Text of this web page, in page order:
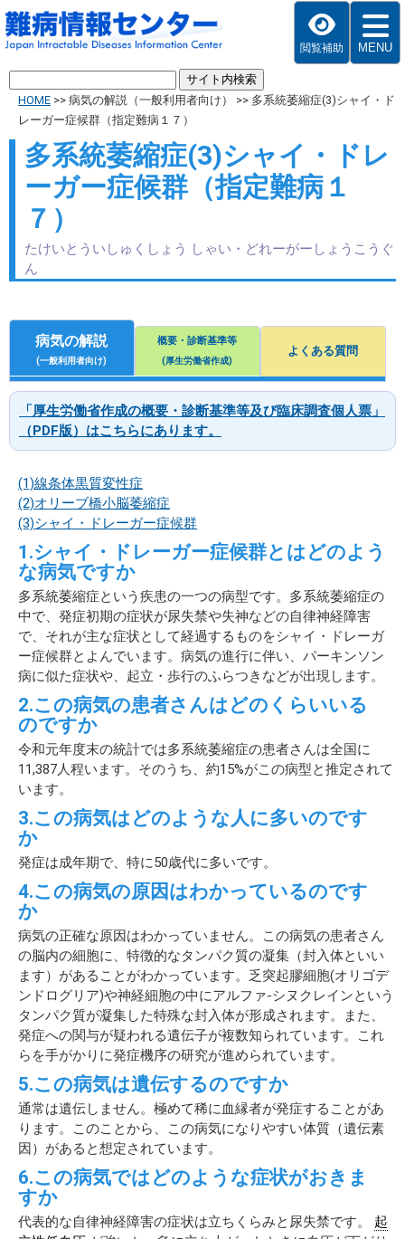
閲覧補助 MENU
HOME >> 病気の解説（一般利用者向け） >> 多系統萎縮症(3)シャイ・ド
レーガー症候群（指定難病１７）
多系統萎縮症(3)シャイ・ドレ
ーガー症候群（指定難病１
７）
たけいとういしゅくしょう しゃい・どれーがーしょうこうぐ
ん
病気の解説
(一般利用者向け)
概要・診断基準等
(厚生労働省作成)
よくある質問
「厚生労働省作成の概要・診断基準等及び臨床調査個人票」
（PDF版）はこちらにあります。
(1)線条体黒質変性症
(2)オリーブ橋小脳萎縮症
(3)シャイ・ドレーガー症候群
1.シャイ・ドレーガー症候群とはどのよう
な病気ですか
多系統萎縮症という疾患の一つの病型です。多系統萎縮症の
中で、発症初期の症状が尿失禁や失神などの自律神経障害
で、それが主な症状として経過するものをシャイ・ドレーガ
ー症候群とよんでいます。病気の進行に伴い、パーキンソン
病に似た症状や、起立・歩行のふらつきなどが出現します。
2.この病気の患者さんはどのくらいいる
のですか
令和元年度末の統計では多系統萎縮症の患者さんは全国に
11,387人程います。そのうち、約15%がこの病型と推定されて
います。
3.この病気はどのような人に多いのです
か
発症は成年期で、特に50歳代に多いです。
4.この病気の原因はわかっているのです
か
病気の正確な原因はわかっていません。この病気の患者さん
の脳内の細胞に、特徴的なタンパク質の凝集（封入体といい
ます）があることがわかっています。乏突起膠細胞(オリゴデ
ンドログリア)や神経細胞の中にアルファ-シヌクレインという
タンパク質が凝集した特殊な封入体が形成されます。また、
発症への関与が疑われる遺伝子が複数知られています。これ
らを手がかりに発症機序の研究が進められています。
5.この病気は遺伝するのですか
通常は遺伝しません。極めて稀に血縁者が発症することがあ
ります。このことから、この病気になりやすい体質（遺伝素
因）があると想定されています。
6.この病気ではどのような症状がおきま
すか
代表的な自律神経障害の症状は立ちくらみと尿失禁です。 起